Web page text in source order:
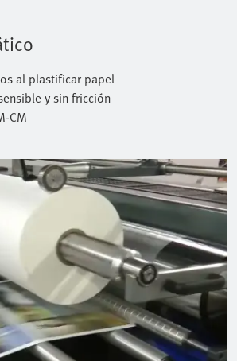
al plastificar papel
y sin fricción
CM